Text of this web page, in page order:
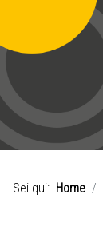
Sei qui: Home